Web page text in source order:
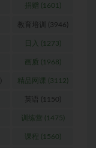
(1601)
教育培训 (3946)
日入 (1273)
画质 (1968)
精品网课 (3112)
英语 (1150)
训练营 (1475)
课程 (1560)